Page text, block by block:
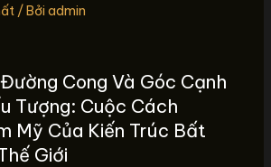
/ Bởi admin
Cong Và Góc Cạnh
Tượng: Cuộc Cách
Mỹ Của Kiến Trúc Bất
Giới